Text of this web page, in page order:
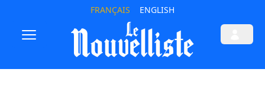
FRANÇAIS ENGLISH